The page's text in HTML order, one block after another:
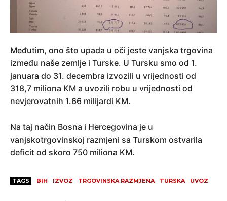
Međutim, ono što upada u oči jeste vanjska trgovina
između naše zemlje i Turske. U Tursku smo od 1.
januara do 31. decembra izvozili u vrijednosti od
318,7 miliona KM a uvozili robu u vrijednosti od
nevjerovatnih 1.66 milijardi KM.
Na taj način Bosna i Hercegovina je u
vanjskotrgovinskoj razmjeni sa Turskom ostvarila
deficit od skoro 750 miliona KM.
TAGS BIH IZVOZ TRGOVINSKA RAZMJENA TURSKA UVOZ